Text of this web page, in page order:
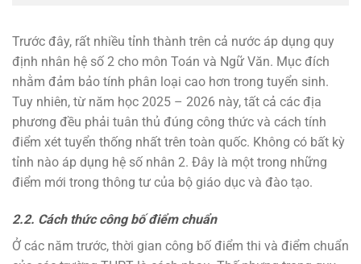
Trước đây, rất nhiều tỉnh thành trên cả nước áp dụng quy
định nhân hệ số 2 cho môn Toán và Ngữ Văn. Mục đích
nhằm đảm bảo tính phân loại cao hơn trong tuyển sinh.
Tuy nhiên, từ năm học 2025 – 2026 này, tất cả các địa
phương đều phải tuân thủ đúng công thức và cách tính
điểm xét tuyển thống nhất trên toàn quốc. Không có bất kỳ
tỉnh nào áp dụng hệ số nhân 2. Đây là một trong những
điểm mới trong thông tư của bộ giáo dục và đào tạo.
2.2. Cách thức công bố điểm chuẩn
Ở các năm trước, thời gian công bố điểm thi và điểm chuẩn